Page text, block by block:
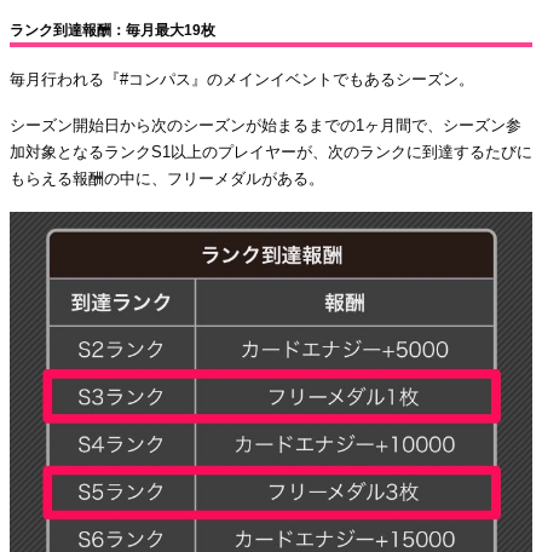
ランク到達報酬：毎月最大19枚
毎月行われる『#コンパス』のメインイベントでもあるシーズン。
シーズン開始日から次のシーズンが始まるまでの1ヶ月間で、シーズン参
加対象となるランクS1以上のプレイヤーが、次のランクに到達するたびに
もらえる報酬の中に、フリーメダルがある。